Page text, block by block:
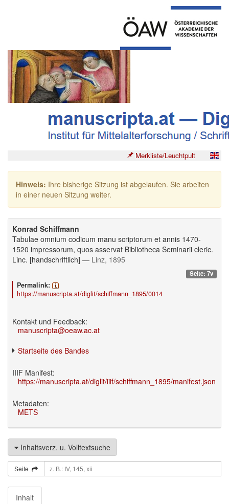
Merkliste/Leuchtpult
Hinweis: Ihre bisherige Sitzung ist abgelaufen. Sie arbeiten
in einer neuen Sitzung weiter.
Konrad Schiffmann
Tabulae omnium codicum manu scriptorum et annis 1470-
1520 impressorum, quos asservat Bibliotheca Seminarii cleric.
Linc. [handschriftlich] — Linz, 1895
Seite: 7v
Permalink:
https://manuscripta.at/diglit/schiffmann_1895/0014
Kontakt und Feedback:
manuscripta@oeaw.ac.at
Startseite des Bandes
IIIF Manifest:
https://manuscripta.at/diglit/iiif/schiffmann_1895/manifest.json
Metadaten:
METS
Inhaltsverz. u. Volltextsuche
Seite
Inhalt